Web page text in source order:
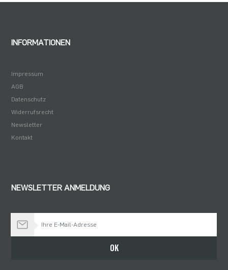
INFORMATIONEN
Impressum
AGB
Datenschutz
Widerrufsrecht
Newsletter
Kontakt
NEWSLETTER ANMELDUNG
OK